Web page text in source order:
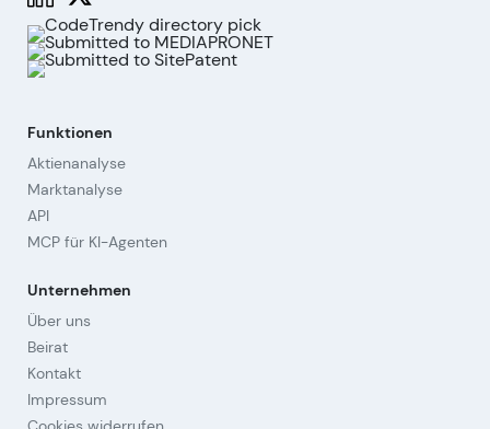
Funktionen
Aktienanalyse
Marktanalyse
API
MCP für KI-Agenten
Unternehmen
Über uns
Beirat
Kontakt
Impressum